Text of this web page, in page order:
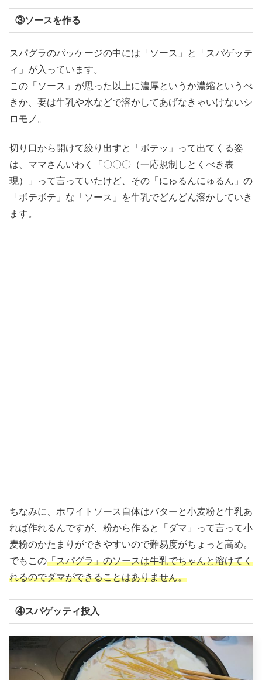
③ソースを作る
スパグラのパッケージの中には「ソース」と「スパゲッテ
ィ」が入っています。
この「ソース」が思った以上に濃厚というか濃縮というべ
きか、要は牛乳や水などで溶かしてあげなきゃいけないシ
ロモノ。
切り口から開けて絞り出すと「ボテッ」って出てくる姿
は、ママさんいわく「〇〇〇（一応規制しとくべき表
現）」って言っていたけど、その「にゅるんにゅるん」の
「ボテボテ」な「ソース」を牛乳でどんどん溶かしていき
ます。
ちなみに、ホワイトソース自体はバターと小麦粉と牛乳あ
れば作れるんですが、粉から作ると「ダマ」って言って小
麦粉のかたまりができやすいので難易度がちょっと高め。
でもこの「スパグラ」のソースは牛乳でちゃんと溶けてく
れるのでダマができることはありません。
④スパゲッティ投入